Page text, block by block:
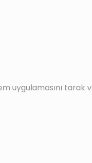
uygulamasını tarak